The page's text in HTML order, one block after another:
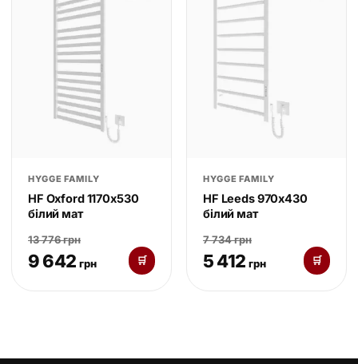
HYGGE FAMILY
HF Oxford 1170х530
білий мат
13 776 грн
9 642 грн 🛒
HYGGE FAMILY
HF Leeds 970х430
білий мат
7 734 грн
5 412 грн 🛒